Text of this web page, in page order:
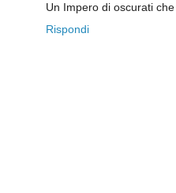
Un Impero di oscurati
Rispondi